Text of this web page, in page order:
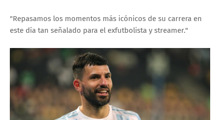
"Repasamos los momentos más icónicos de su carrera en
este día tan señalado para el exfutbolista y streamer."